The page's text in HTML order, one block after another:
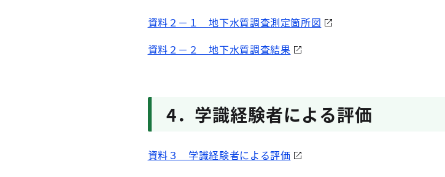
資料２－１ 地下水質調査測定箇所図
資料２－２ 地下水質調査結果
4．学識経験者による評価
資料３ 学識経験者による評価